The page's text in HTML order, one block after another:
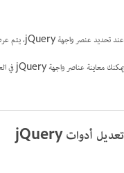
عند تحديد عنصر واجهة jQuery، يتم عرض خصائصه في اللوحة
يمكنك معاينة عناصر واجهة jQuery في العرض
تعديل أدوات jQuery